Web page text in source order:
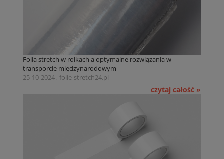
Folia stretch w rolkach a optymalne rozwiązania w
transporcie międzynarodowym
25-10-2024 , folie-stretch24.pl
czytaj całość »